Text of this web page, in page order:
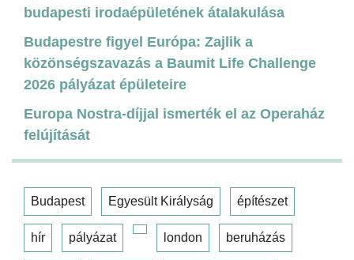
budapesti irodaépületének átalakulása
Budapestre figyel Európa: Zajlik a
közönségszavazás a Baumit Life Challenge
2026 pályázat épületeire
Europa Nostra-díjjal ismerték el az Operaház
felújítását
Budapest Egyesült Királyság építészet
hír pályázat london beruházás